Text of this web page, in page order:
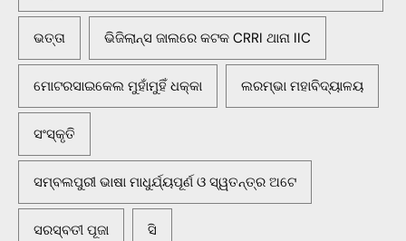
ଭତ୍ତା ଭିଜିଲାନ୍ସ ଜାଲରେ କଟକ CRRI ଥାନା IIC
ମୋଟରସାଇକେଲ ମୁହାଁମୁହିଁ ଧକ୍କା ଲରମ୍ଭା ମହାବିଦ୍ୟାଳୟ
ସଂସ୍କୃତି
ସମ୍ବଲପୁରୀ ଭାଷା ମାଧୁର୍ଯ୍ୟପୂର୍ଣ ଓ ସ୍ୱତନ୍ତ୍ର ଅଟେ
ସରସ୍ବତୀ ପୂଜା ସି